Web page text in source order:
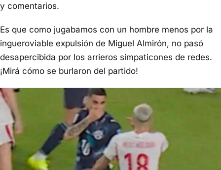
y comentarios.
Es que como jugabamos con un hombre menos por la
ingueroviable expulsión de Miguel Almirón, no pasó
desapercibida por los arrieros simpaticones de redes.
¡Mirá cómo se burlaron del partido!